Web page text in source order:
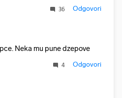
36 Odgovori
Neka mu pune dzepove
4 Odgovori